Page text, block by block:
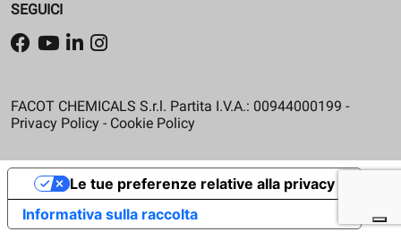
SEGUICI
FACOT CHEMICALS S.r.l. Partita I.V.A.: 00944000199 -
Privacy Policy - Cookie Policy
Informativa sulla raccolta
Le tue preferenze relative alla privacy